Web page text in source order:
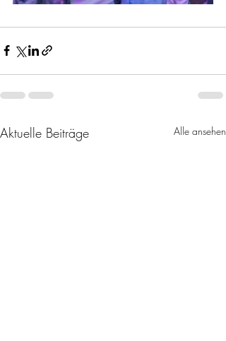
Aktuelle Beiträge Alle ansehen